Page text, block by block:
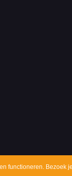
functioneren. Bezoek